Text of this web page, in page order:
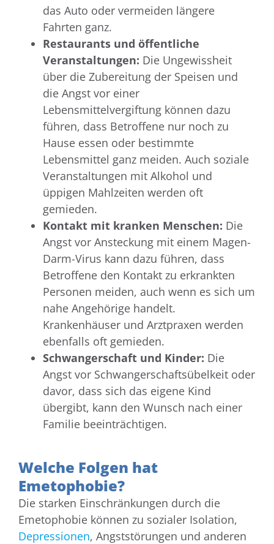
das Auto oder vermeiden längere
Fahrten ganz.
Restaurants und öffentliche
Veranstaltungen: Die Ungewissheit
über die Zubereitung der Speisen und
die Angst vor einer
Lebensmittelvergiftung können dazu
führen, dass Betroffene nur noch zu
Hause essen oder bestimmte
Lebensmittel ganz meiden. Auch soziale
Veranstaltungen mit Alkohol und
üppigen Mahlzeiten werden oft
gemieden.
Kontakt mit kranken Menschen: Die
Angst vor Ansteckung mit einem Magen-
Darm-Virus kann dazu führen, dass
Betroffene den Kontakt zu erkrankten
Personen meiden, auch wenn es sich um
nahe Angehörige handelt.
Krankenhäuser und Arztpraxen werden
ebenfalls oft gemieden.
Schwangerschaft und Kinder: Die
Angst vor Schwangerschaftsübelkeit oder
davor, dass sich das eigene Kind
übergibt, kann den Wunsch nach einer
Familie beeinträchtigen.
Welche Folgen hat
Emetophobie?
Die starken Einschränkungen durch die
Emetophobie können zu sozialer Isolation,
Depressionen, Angststörungen und anderen